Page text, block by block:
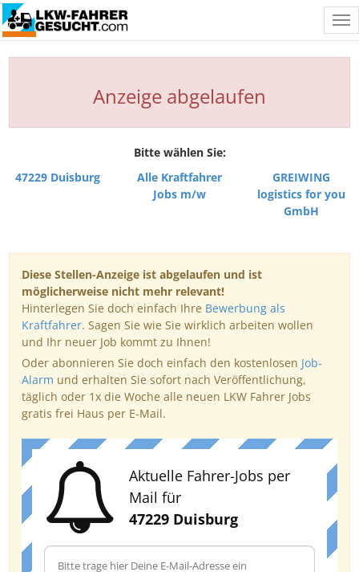
Anzeige abgelaufen
Bitte wählen Sie:
47229 Duisburg
Alle Kraftfahrer
Jobs m/w
GREIWING
logistics for you
GmbH
Diese Stellen-Anzeige ist abgelaufen und ist
möglicherweise nicht mehr relevant!
Hinterlegen Sie doch einfach Ihre Bewerbung als
Kraftfahrer. Sagen Sie wie Sie wirklich arbeiten wollen
und Ihr neuer Job kommt zu Ihnen!
Oder abonnieren Sie doch einfach den kostenlosen Job-
Alarm und erhalten Sie sofort nach Veröffentlichung,
täglich oder 1x die Woche alle neuen LKW Fahrer Jobs
gratis frei Haus per E-Mail.
Aktuelle Fahrer-Jobs per
Mail für
47229 Duisburg